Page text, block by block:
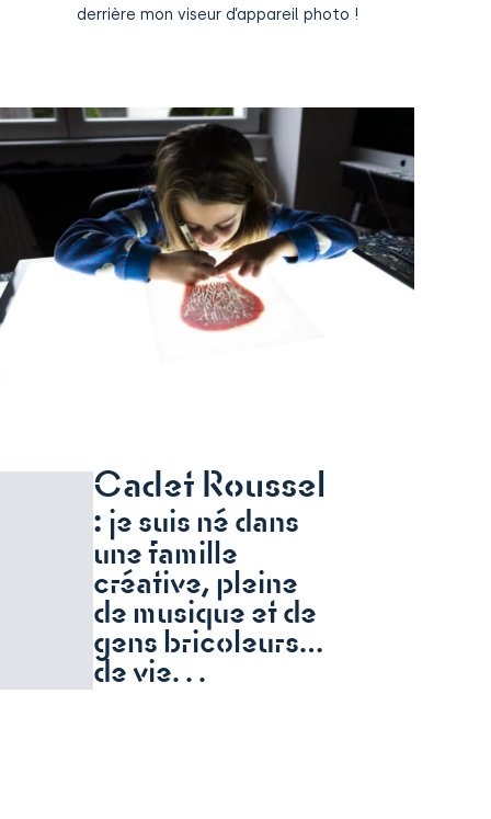
derrière mon viseur d’appareil photo !
Cadet Roussel
: je suis né dans
une famille
créative, pleine
de musique et de
gens bricoleurs…
de vie. . .